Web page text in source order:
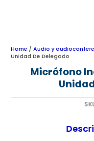
Home /Audio y
Unidad De Delegado
Micrófono